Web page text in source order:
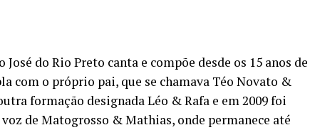
do Rio Preto canta e compõe desde os 15 anos de
com o próprio pai, que se chamava Téo Novato &
formação designada Léo & Rafa e em 2009 foi
de Matogrosso & Mathias, onde permanece até